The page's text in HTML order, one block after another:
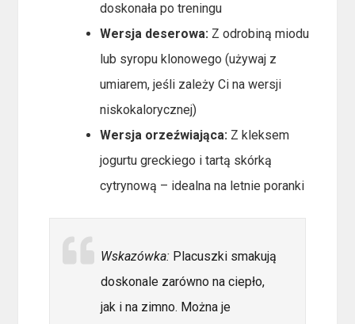
doskonała po treningu
Wersja deserowa: Z odrobiną miodu
lub syropu klonowego (używaj z
umiarem, jeśli zależy Ci na wersji
niskokalorycznej)
Wersja orzeźwiająca: Z kleksem
jogurtu greckiego i tartą skórką
cytrynową – idealna na letnie poranki
Wskazówka: Placuszki smakują
doskonale zarówno na ciepło,
jak i na zimno. Można je